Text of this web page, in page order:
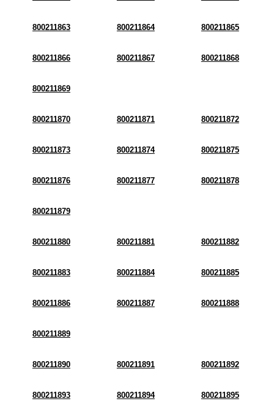
800211863 800211864 800211865
800211866 800211867 800211868
800211869
800211870 800211871 800211872
800211873 800211874 800211875
800211876 800211877 800211878
800211879
800211880 800211881 800211882
800211883 800211884 800211885
800211886 800211887 800211888
800211889
800211890 800211891 800211892
800211893 800211894 800211895